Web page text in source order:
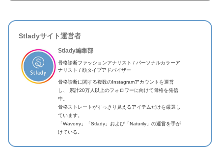
Stladyサイト運営者
Stlady編集部
骨格診断ファッションアナリスト / パーソナルカラーア
ナリスト / 顔タイプアドバイザー
骨格診断に関する複数のInstagramアカウントを運営
し、 累計20万人以上のフォロワーに向けて骨格を発信
中。
骨格ストレートがすっきり見えるアイテムだけを厳選し
ています。
「Waverry」「Stlady」および「Naturily」の運営を手が
けている。